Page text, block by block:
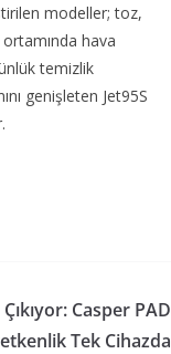
modeller; toz,
hava
temizlik
genişleten Jet95S
Casper PAD
Tek Cihazda